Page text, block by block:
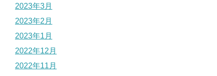
2023年3月
2023年2月
2023年1月
2022年12月
2022年11月